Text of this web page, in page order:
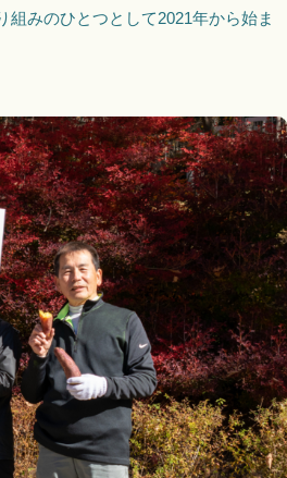
みのひとつとして2021年から始ま